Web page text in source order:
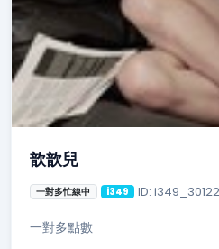
歆歆兒
一對多忙線中 i349 ID:
一對多點數